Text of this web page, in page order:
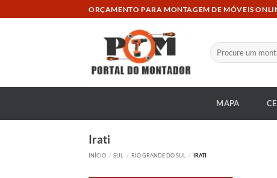
to
ORÇAMENTO PARA MONTAGEM DE MÓVEIS
Pesquisar
por:
MAPA
Irati
INÍCIO / SUL / RIO GRANDE DO SUL / IRATI